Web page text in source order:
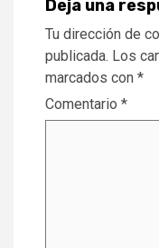
Deja una
Tu dirección de
publicada. Los
marcados con *
Comentario *